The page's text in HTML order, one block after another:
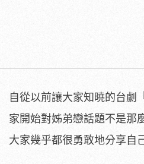
自從以前讓大家知曉的台劇
家開始對姊弟戀話題不是那
大家幾乎都很勇敢地分享自